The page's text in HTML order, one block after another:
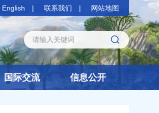
English 联系我们 网站地图
国际交流 信息公开